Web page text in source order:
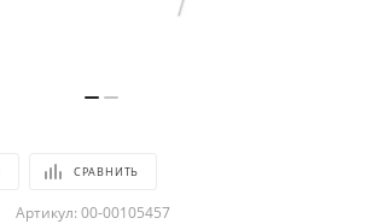
СРАВНИТЬ
Артикул: 00-00105457